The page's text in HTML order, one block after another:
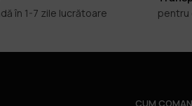
în 1-7 zile lucrătoare pentru
CUM